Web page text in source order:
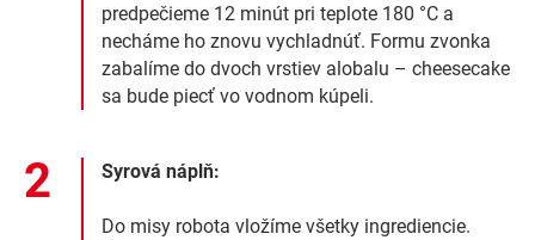
predpečieme 12 minút pri teplote 180 °C a
necháme ho znovu vychladnúť. Formu zvonka
zabalíme do dvoch vrstiev alobalu – cheesecake
sa bude piecť vo vodnom kúpeli.
Syrová náplň:
Do misy robota vložíme všetky ingrediencie.